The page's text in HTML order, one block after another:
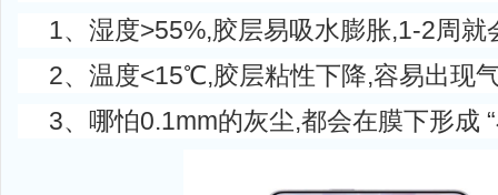
1、湿度>55%,胶层易吸水膨胀,1-2周就
2、温度<15℃,胶层粘性下降,容易出现
3、哪怕0.1mm的灰尘,都会在膜下形成